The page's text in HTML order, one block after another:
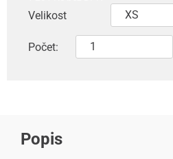
Velikost
Počet:
Popis